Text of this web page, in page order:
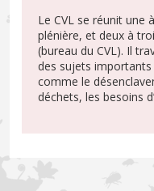
Le CVL se réunit une
plénière, et deux à
(bureau du CVL). Il
des sujets importants
comme le
déchets, les besoins